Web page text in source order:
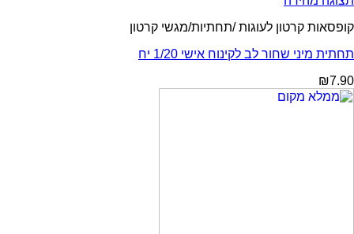
קופסאות קרטון לעוגות /תחתיות/מגשי קרטון
תחתית מיני שחור לב לקינוח אישי 1/20 יח
₪7.90